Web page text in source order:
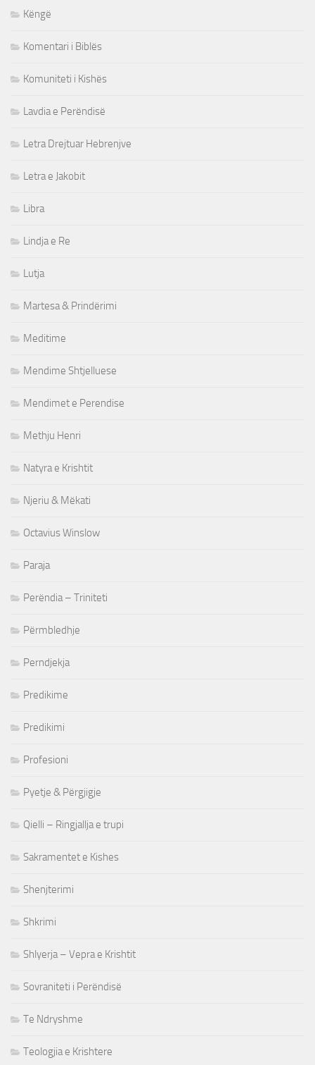
Këngë
Komentari i Biblës
Komuniteti i Kishës
Lavdia e Perëndisë
Letra Drejtuar Hebrenjve
Letra e Jakobit
Libra
Lindja e Re
Lutja
Martesa & Prindërimi
Meditime
Mendime Shtjelluese
Mendimet e Perendise
Methju Henri
Natyra e Krishtit
Njeriu & Mëkati
Octavius Winslow
Paraja
Perëndia – Triniteti
Përmbledhje
Perndjekja
Predikime
Predikimi
Profesioni
Pyetje & Përgjigje
Qielli – Ringjallja e trupi
Sakramentet e Kishes
Shenjterimi
Shkrimi
Shlyerja – Vepra e Krishtit
Sovraniteti i Perëndisë
Te Ndryshme
Teologjia e Krishtere